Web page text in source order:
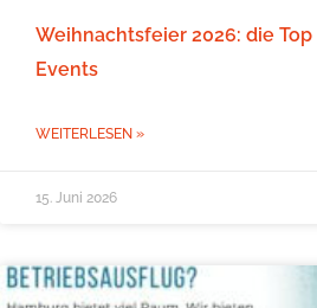
Weihnachtsfeier 2026: die
Events
WEITERLESEN »
15. Juni 2026